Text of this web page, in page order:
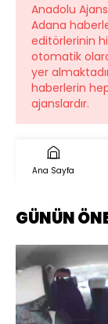
Anadolu
Adana
editörlerinin
otomatik
yer
haberlerin
ajanslardır.
Ana Sayfa
GÜNÜN